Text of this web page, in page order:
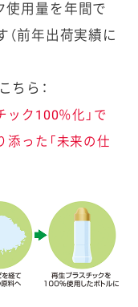
使用量を年間で
前年出荷実績に
ら：
ック100％化」で
添った「未来の仕